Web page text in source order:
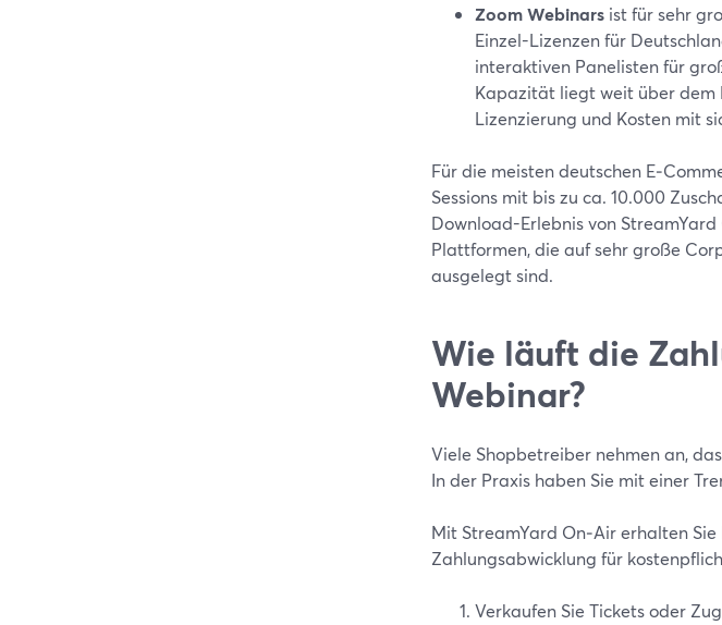
Zoom Webinars ist für sehr
Einzel-Lizenzen für
interaktiven Panelisten für
Kapazität liegt weit über dem
Lizenzierung und Kosten mit
Für die meisten deutschen
Sessions mit bis zu ca. 10.000
Download-Erlebnis von
Plattformen, die auf sehr große
ausgelegt sind.
Wie läuft die
Webinar?
Viele Shopbetreiber nehmen an,
In der Praxis haben Sie mit einer
Mit StreamYard On‑Air erhalten
Zahlungsabwicklung für
Verkaufen Sie Tickets oder